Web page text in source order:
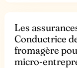
Les
Conductrice
fromagère
micro-